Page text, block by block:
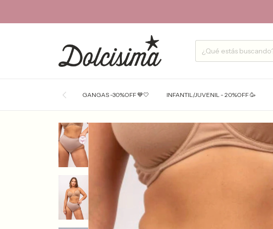
GANGAS -30%OFF 💙🤍 INFANTIL/JUVENIL - 20%OFF 🥳